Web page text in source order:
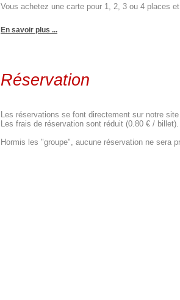
Vous achetez une carte pour 1, 2, 3 ou 4 places
En savoir plus ...
Réservation
Les réservations se font directement sur notre
Les frais de réservation sont réduit (0.80 € / billet).
Hormis les "groupe", aucune réservation ne sera